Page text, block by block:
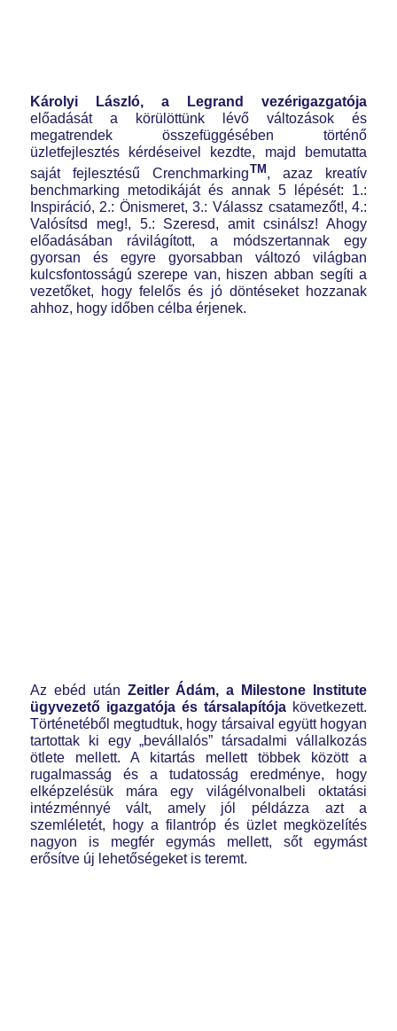
Károlyi László,
a Legrand vezérigazgatója
előadását a körülöttünk lévő változások és
megatrendek összefüggésében történő
üzletfejlesztés kérdéseivel kezdte, majd bemutatta
saját fejlesztésű CrenchmarkingTM, azaz kreatív
benchmarking metodikáját és annak 5 lépését: 1.:
Inspiráció, 2.: Önismeret, 3.: Válassz csatamezőt!, 4.:
Valósítsd meg!, 5.: Szeresd, amit csinálsz! Ahogy
előadásában rávilágított, a módszertannak egy
gyorsan és egyre gyorsabban változó világban
kulcsfontosságú szerepe van, hiszen abban segíti a
vezetőket, hogy felelős és jó döntéseket hozzanak
ahhoz, hogy időben célba érjenek.
Az ebéd után Zeitler Ádám, a Milestone Institute
ügyvezető igazgatója és társalapítója következett.
Történetéből megtudtuk, hogy társaival együtt hogyan
tartottak ki egy „bevállalós” társadalmi vállalkozás
ötlete mellett. A kitartás mellett többek között a
rugalmasság és a tudatosság eredménye, hogy
elképzelésük mára egy világélvonalbeli oktatási
intézménnyé vált, amely jól példázza azt a
szemléletét, hogy a filantróp és üzlet megközelítés
nagyon is megfér egymás mellett, sőt egymást
erősítve új lehetőségeket is teremt.